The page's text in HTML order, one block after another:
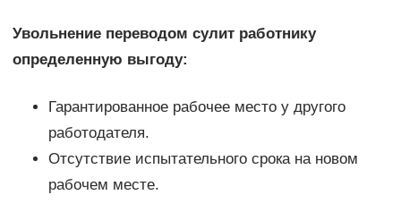
Увольнение переводом сулит работнику
определенную выгоду:
Гарантированное рабочее место у другого
работодателя.
Отсутствие испытательного срока на новом
рабочем месте.